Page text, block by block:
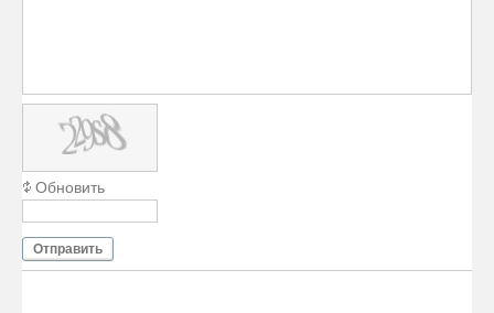
Обновить
Отправить